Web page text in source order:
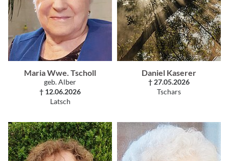
Maria Wwe. Tscholl
geb. Alber
† 12.06.2026
Latsch
Daniel Kaserer
† 27.05.2026
Tschars